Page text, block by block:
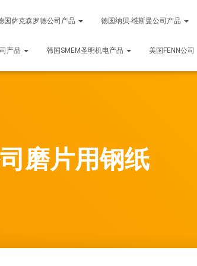
国萨克森罗德公司产品 德国纳贝-维斯曼公司产品
产品 韩国SMEM圣明机电产品 美国FENN公司
磨片用钢纸